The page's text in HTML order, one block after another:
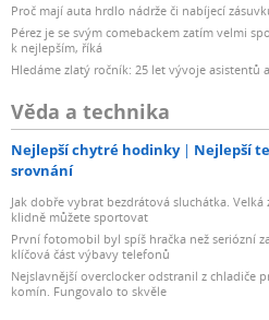
Proč mají auta hrdlo nádrže či nabíjecí
Pérez je se svým comebackem zatím velmi
k nejlepším, říká
Hledáme zlatý ročník: 25 let vývoje asistentů
Věda a technika
Nejlepší chytré hodinky Nejlepší
srovnání
Jak dobře vybrat bezdrátová sluchátka.
klidně můžete sportovat
První fotomobil byl spíš hračka než seriózní
klíčová část výbavy telefonů
Nejslavnější overclocker odstranil z chladiče
komín. Fungovalo to skvěle